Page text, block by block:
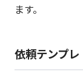
ます。
依頼テンプレ